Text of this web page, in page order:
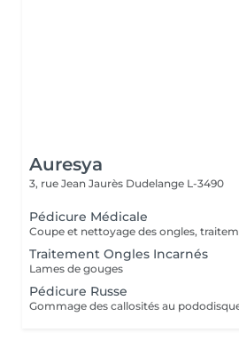
Auresya
3, rue Jean Jaurès Dudelange L-3490
Pédicure Médicale
Coupe et nettoyage des ongles,
Traitement Ongles Incarnés
Lames de gouges
Pédicure Russe